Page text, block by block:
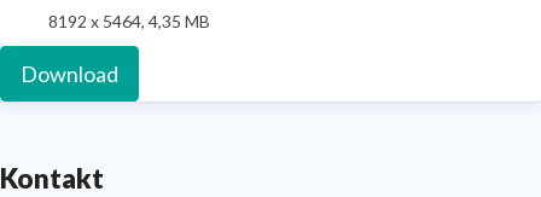
8192 x 5464, 4,35 MB
Download
Kontakt